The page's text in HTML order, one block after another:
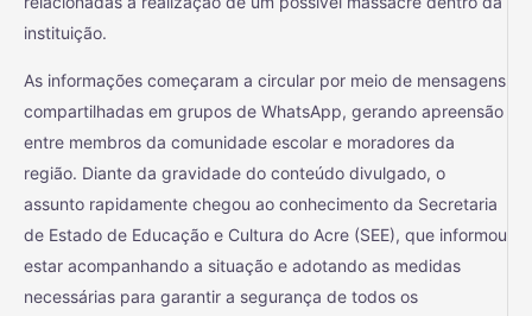
instituição.
As informações começaram a circular por meio de mensagens
compartilhadas em grupos de WhatsApp, gerando apreensão
entre membros da comunidade escolar e moradores da
região. Diante da gravidade do conteúdo divulgado, o
assunto rapidamente chegou ao conhecimento da Secretaria
de Estado de Educação e Cultura do Acre (SEE), que informou
estar acompanhando a situação e adotando as medidas
necessárias para garantir a segurança de todos os